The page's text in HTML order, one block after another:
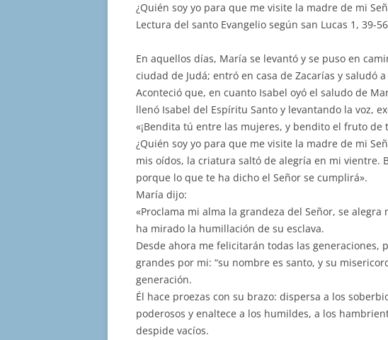
¿Quién soy yo para que me visite la madre de mi
Lectura del santo Evangelio según san Lucas 1, 39-56
En aquellos días, María se levantó y se puso en
ciudad de Judá; entró en casa de Zacarías y saludó
Aconteció que, en cuanto Isabel oyó el saludo de
llenó Isabel del Espíritu Santo y levantando la voz,
«¡Bendita tú entre las mujeres, y bendito el fruto de
¿Quién soy yo para que me visite la madre de mi
mis oídos, la criatura saltó de alegría en mi vientre.
porque lo que te ha dicho el Señor se cumplirá».
María dijo:
«Proclama mi alma la grandeza del Señor, se
ha mirado la humillación de su esclava.
Desde ahora me felicitarán todas las generaciones,
grandes por mi: “su nombre es santo, y su
generación.
Él hace proezas con su brazo: dispersa a los
poderosos y enaltece a los humildes, a los
despide vacíos.